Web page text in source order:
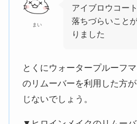
まい
アイブロウコー
落ちづらいこと
りました
とくにウォータープルーフ
のリムーバーを利用した方
じないでしょう。